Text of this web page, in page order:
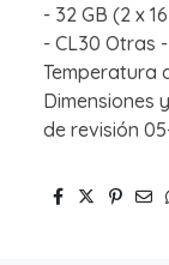
- 32 GB (2 x
- CL30 Otras
Temperatura
Dimensiones
de revisión